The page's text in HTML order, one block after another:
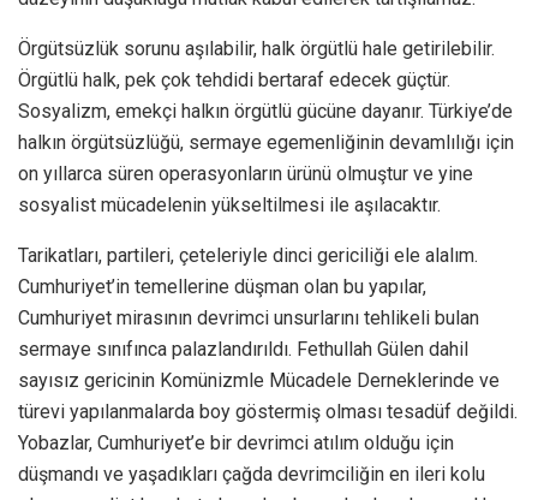
Örgütsüzlük sorunu aşılabilir, halk örgütlü hale getirilebilir.
Örgütlü halk, pek çok tehdidi bertaraf edecek güçtür.
Sosyalizm, emekçi halkın örgütlü gücüne dayanır. Türkiye’de
halkın örgütsüzlüğü, sermaye egemenliğinin devamlılığı için
on yıllarca süren operasyonların ürünü olmuştur ve yine
sosyalist mücadelenin yükseltilmesi ile aşılacaktır.
Tarikatları, partileri, çeteleriyle dinci gericiliği ele alalım.
Cumhuriyet’in temellerine düşman olan bu yapılar,
Cumhuriyet mirasının devrimci unsurlarını tehlikeli bulan
sermaye sınıfınca palazlandırıldı. Fethullah Gülen dahil
sayısız gericinin Komünizmle Mücadele Derneklerinde ve
türevi yapılanmalarda boy göstermiş olması tesadüf değildi.
Yobazlar, Cumhuriyet’e bir devrimci atılım olduğu için
düşmandı ve yaşadıkları çağda devrimciliğin en ileri kolu